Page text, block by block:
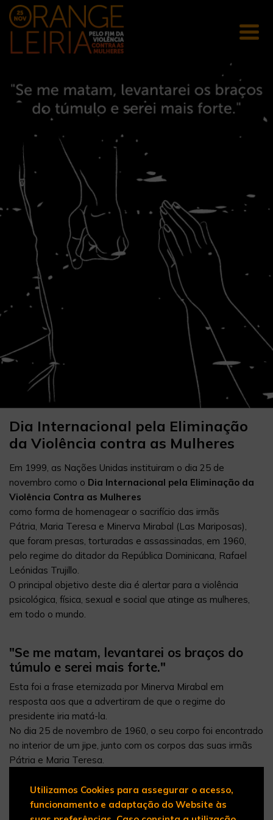
Dia Internacional pela Eliminação
da Violência contra as Mulheres
Em 1999, as Nações Unidas instituiram o dia 25 de
novembro como o Dia Internacional pela Eliminação da
Violência Contra as Mulheres
como forma de homenagear o sacrifício das irmãs
Pátria, Maria Teresa e Minerva Mirabal (Las Mariposas),
que foram presas, torturadas e assassinadas, em 1960,
pelo regime do ditador da República Dominicana, Rafael
Leónidas Trujillo.
O principal objetivo deste dia é alertar para a violência
psicológica, física, sexual e social que atinge as mulheres,
em todo o mundo.
"Se me matam, levantarei os braços do
túmulo e serei mais forte."
Esta foi a frase eternizada por Minerva Mirabal em
resposta aos que a advertiram de que o regime do
presidente iria matá-la.
No dia 25 de novembro de 1960, o seu corpo foi encontrado
no interior de um jipe, junto com os corpos das suas irmãs
Pátria e Maria Teresa.
a morte das irmãs às mãos da polícia secreta dominicana
foi e é considerada um dos principais fatores que levaram
Utilizamos Cookies para assegurar o acesso,
funcionamento e adaptação do Website às